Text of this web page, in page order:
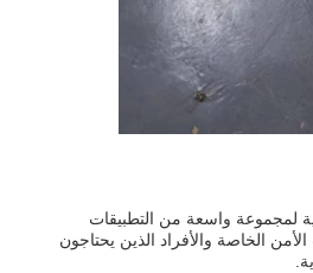
لمجموعة واسعة من التطبيقات
الخاصة والأفراد الذين يحتاجون